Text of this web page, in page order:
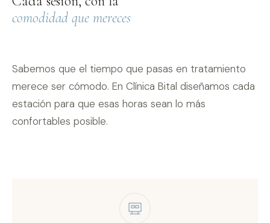
comodidad que mereces
Sabemos que el tiempo que pasas en tratamiento
merece ser cómodo. En Clínica Bital diseñamos cada
estación para que esas horas sean lo más
confortables posible.